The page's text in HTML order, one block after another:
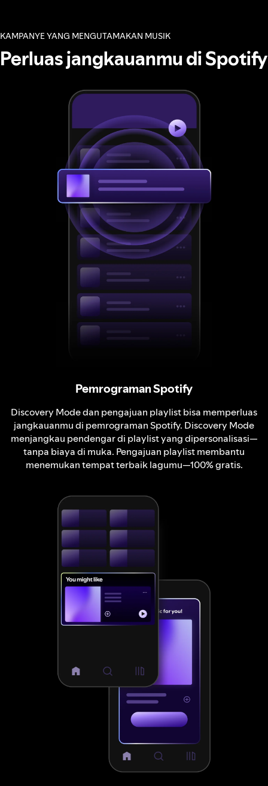
KAMPANYE YANG MENGUTAMAKAN MUSIK
Perluas jangkauanmu di Spotify
Pemrograman Spotify
Discovery Mode dan pengajuan playlist bisa memperluas
jangkauanmu di pemrograman Spotify. Discovery Mode
menjangkau pendengar di playlist yang dipersonalisasi—
tanpa biaya di muka. Pengajuan playlist membantu
menemukan tempat terbaik lagumu—100% gratis.